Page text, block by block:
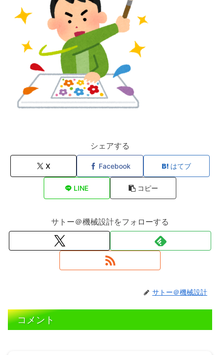
シェアする
X Facebook はてブ
LINE コピー
サトー＠機械設計をフォローする
サトー＠機械設計
コメント